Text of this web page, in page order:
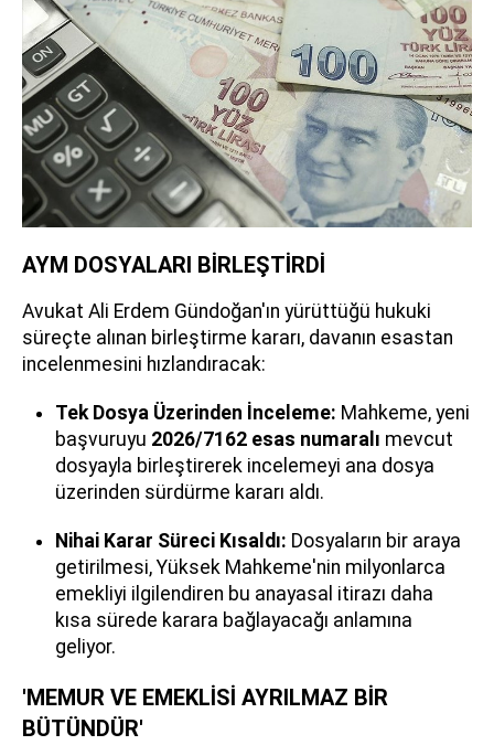
AYM DOSYALARI BİRLEŞTİRDİ
Avukat Ali Erdem Gündoğan'ın yürüttüğü hukuki
süreçte alınan birleştirme kararı, davanın esastan
incelenmesini hızlandıracak:
Tek Dosya Üzerinden İnceleme: Mahkeme, yeni
başvuruyu 2026/7162 esas numaralı mevcut
dosyayla birleştirerek incelemeyi ana dosya
üzerinden sürdürme kararı aldı.
Nihai Karar Süreci Kısaldı: Dosyaların bir araya
getirilmesi, Yüksek Mahkeme'nin milyonlarca
emekliyi ilgilendiren bu anayasal itirazı daha
kısa sürede karara bağlayacağı anlamına
geliyor.
'MEMUR VE EMEKLİSİ AYRILMAZ BİR
BÜTÜNDÜR'